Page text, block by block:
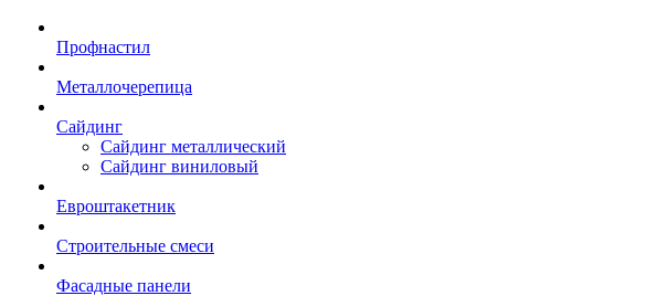
Профнастил
Металлочерепица
Сайдинг
Сайдинг металлический
Сайдинг виниловый
Евроштакетник
Строительные смеси
Фасадные панели